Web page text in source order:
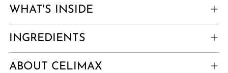
WHAT'S INSIDE
INGREDIENTS
ABOUT CELIMAX